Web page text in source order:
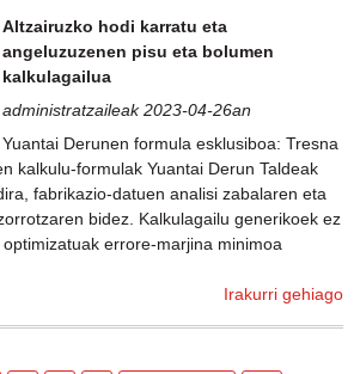
Altzairuzko hodi karratu eta
angeluzuzenen pisu eta bolumen
kalkulagailua
administratzaileak 2023-04-26an
Yuantai Derunen formula esklusiboa: Tresna
kalkulu-formulak Yuantai Derun Taldeak
fabrikazio-datuen analisi zabalaren eta
bidez. Kalkulagailu generikoek ez
errore-marjina minimoa
Irakurri gehiago